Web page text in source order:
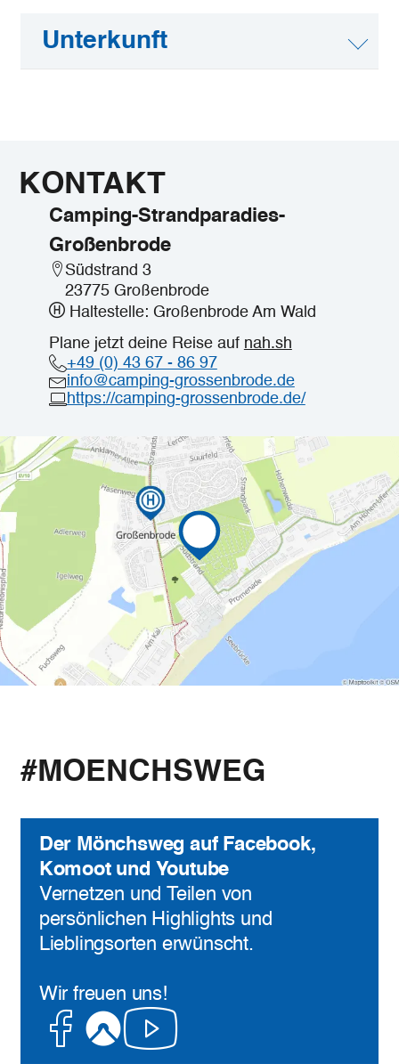
Unterkunft
KONTAKT
Camping-Strandparadies-
Großenbrode
Südstrand 3
23775 Großenbrode
Haltestelle: Großenbrode Am Wald
Plane jetzt deine Reise auf nah.sh
+49 (0) 43 67 - 86 97
info@camping-grossenbrode.de
https://camping-grossenbrode.de/
#MOENCHSWEG
Der Mönchsweg auf Facebook,
Komoot und Youtube
Vernetzen und Teilen von
persönlichen Highlights und
Lieblingsorten erwünscht.
Wir freuen uns!
Facebook
KomootYoutube